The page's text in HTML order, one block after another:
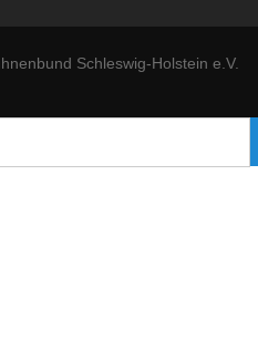
Schleswig-Holstein e.V.